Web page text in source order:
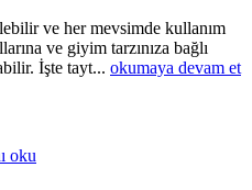
ve her mevsimde kullanım
ve giyim tarzınıza bağlı
İşte tayt... okumaya devam et
oku